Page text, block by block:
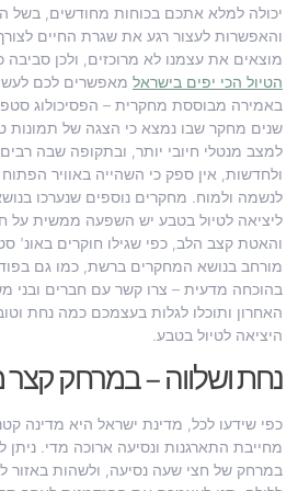
יכולה למלא אתכם בכוחות מחודשים, בשל
והאפשרות לעצור רגע את שגרת החיים
מוצאים את עצמנו לא מרוכזים, ולכן סביבה
הטיול הכי יפים בישראל מאפשרים לכם
באמירה מבוססת מחקרית – הפסיכולוג
שנים מחקר שבו נמצא כי הצגה של תמונות
למצב מנטלי חיובי יותר, ובתקופה שבה
ולחדשות, אין ספק כי השהייה באוויר
לנשמה ולמוח. מחקרים נוספים שנערכו
ליציאה לטיול בטבע יש השפעה ממשית על
והאטת קצב הלב, כפי שגילו חוקרים באונ'
מורחב בנושא המחקרים ברשת, כמו גם
בהוכחה מדעית – צרו קשר עם חברים ובני
האחרון ותוכלו לגלות בעצמכם כמה נחת
היציאה לטיול בטבע.
נחת ושלווה – במרחק
כפי שידעו לכל, מדינת ישראל היא מדינה
מחייבת התארגנות ונסיעה ארוכה מדי.
במרחק של חצי שעה נסיעה, ולשהות באזור